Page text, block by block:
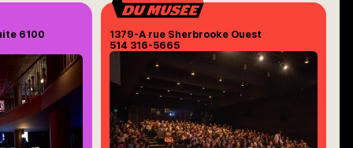
6100
1379-A rue Sherbrooke Ouest
514 316-5665